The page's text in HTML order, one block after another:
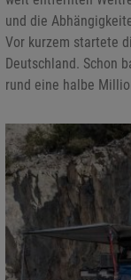
und die
Vor kurzem startete
Deutschland. Schon
rund eine halbe